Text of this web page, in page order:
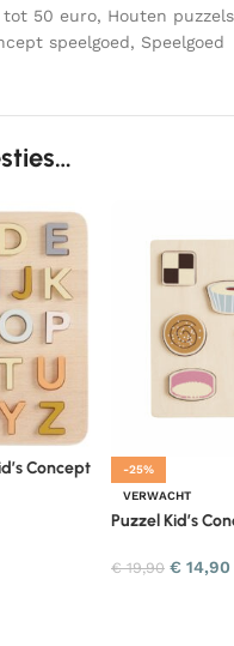
tot 50 euro, Houten puzzels
speelgoed, Speelgoed
Concept
-25%
VERWACHT
Puzzel Kid’s
€19,90 € 14,90